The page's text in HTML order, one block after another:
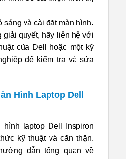
sáng và cài đặt màn hình.
giải quyết, hãy liên hệ với
của Dell hoặc một kỹ
để kiểm tra và sửa
Hình Laptop Dell
hình laptop Dell Inspiron
kỹ thuật và cẩn thận.
dẫn tổng quan về